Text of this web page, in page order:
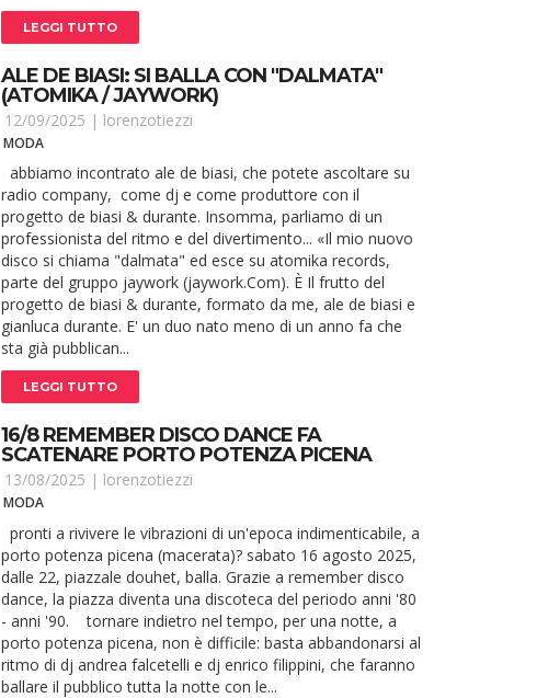
LEGGI TUTTO
ALE DE BIASI: SI BALLA CON "DALMATA"
(ATOMIKA / JAYWORK)
12/09/2025 | lorenzotiezzi
MODA
abbiamo incontrato ale de biasi, che potete ascoltare su
radio company, come dj e come produttore con il
progetto de biasi & durante. Insomma, parliamo di un
professionista del ritmo e del divertimento... «Il mio nuovo
disco si chiama "dalmata" ed esce su atomika records,
parte del gruppo jaywork (jaywork.Com). È Il frutto del
progetto de biasi & durante, formato da me, ale de biasi e
gianluca durante. E' un duo nato meno di un anno fa che
sta già pubblican...
LEGGI TUTTO
16/8 REMEMBER DISCO DANCE FA
SCATENARE PORTO POTENZA PICENA
13/08/2025 | lorenzotiezzi
MODA
pronti a rivivere le vibrazioni di un'epoca indimenticabile, a
porto potenza picena (macerata)? sabato 16 agosto 2025,
dalle 22, piazzale douhet, balla. Grazie a remember disco
dance, la piazza diventa una discoteca del periodo anni '80
- anni '90. tornare indietro nel tempo, per una notte, a
porto potenza picena, non è difficile: basta abbandonarsi al
ritmo di dj andrea falcetelli e dj enrico filippini, che faranno
ballare il pubblico tutta la notte con le...